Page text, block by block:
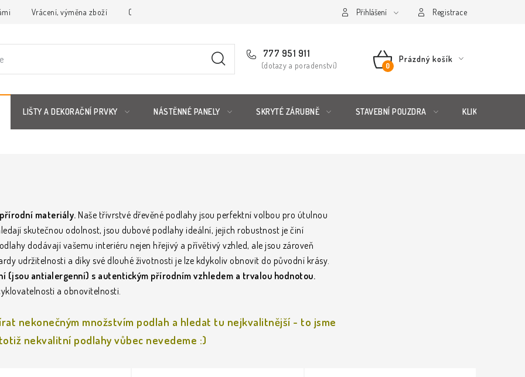
Vrácení, výměna zboží Obchodní podmínky Posuzování Jakosti GDPR FAQ
Přihlášení Registrace
777 951 911
(dotazy a poradenství)
NÁKUPNÍ
Prázdný košík
LIŠTY A DEKORAČNÍ PRVKY NÁSTĚNNÉ PANELY SKRYTÉ ZÁRUBNĚ STAVEBNÍ POUZDRA KLIKY & KOVÁNÍ
materiály.Naše třívrstvé dřevěné podlahy jsou perfektní volbou pro útulnou
skutečnou odolnost, jsou dubové podlahy ideální, jejich robustnost je činí
dodávají vašemu interiéru nejen hřejivý a přívětivý vzhled, ale jsou zároveň
udržitelnosti a díky své dlouhé životnosti je lze kdykoliv obnovit do původní krásy.
(jsou antialergenní) s autentickým přírodním vzhledem a trvalou hodnotou.
a obnovitelnosti.
nekonečným množstvím podlah a hledat tu nejkvalitnější - to jsme
nekvalitní podlahy vůbec nevedeme :)